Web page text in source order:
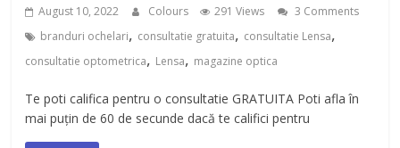
August 10, 2022 Colours 291 Views
3 Comments
branduri ochelari, consultatie gratuita, consultatie Lensa,
consultatie optometrica, Lensa, magazine optica
Te poti califica pentru o consultatie GRATUITA Poti afla în
mai puțin de 60 de secunde dacă te califici pentru